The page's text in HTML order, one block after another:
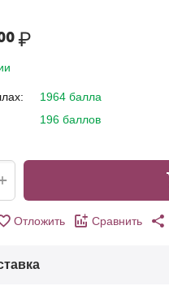
₽
1964 балла
196 баллов
Отложить Сравнить